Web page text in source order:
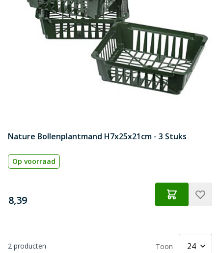
Nature Bollenplantmand H7x25x21cm - 3 Stuks
Op voorraad
€
8,39
2 producten Toon